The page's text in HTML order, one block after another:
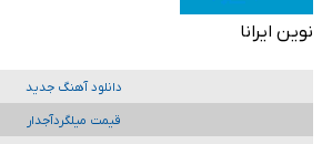
نوین ایرانا
دانلود آهنگ جدید
قیمت میلگردآجدار